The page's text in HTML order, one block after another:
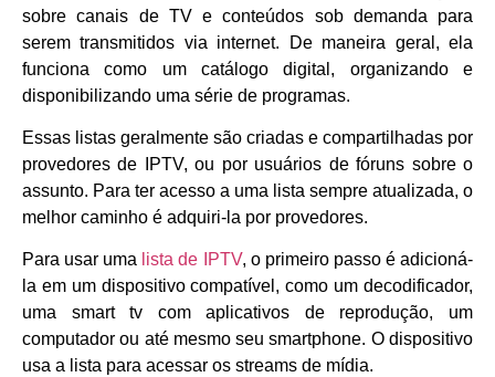
sobre canais de TV e conteúdos sob demanda para
serem transmitidos via internet. De maneira geral, ela
funciona como um catálogo digital, organizando e
disponibilizando uma série de programas.
Essas listas geralmente são criadas e compartilhadas por
provedores de IPTV, ou por usuários de fóruns sobre o
assunto. Para ter acesso a uma lista sempre atualizada, o
melhor caminho é adquiri-la por provedores.
Para usar uma lista de IPTV, o primeiro passo é adicioná-
la em um dispositivo compatível, como um decodificador,
uma smart tv com aplicativos de reprodução, um
computador ou até mesmo seu smartphone. O dispositivo
usa a lista para acessar os streams de mídia.